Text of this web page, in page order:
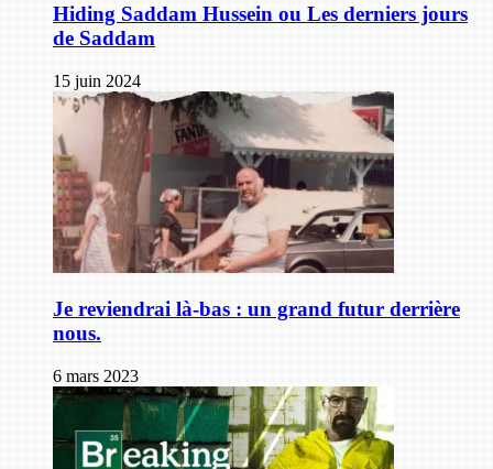
Hiding Saddam Hussein ou Les derniers jours
de Saddam
15 juin 2024
Je reviendrai là-bas : un grand futur derrière
nous.
6 mars 2023